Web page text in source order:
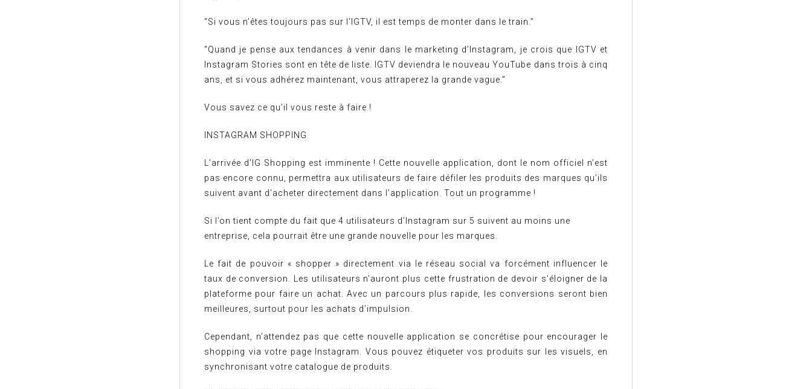
“Si vous n’êtes toujours pas sur l’IGTV, il est temps de monter dans le train.”
“Quand je pense aux tendances à venir dans le marketing d’Instagram, je crois que IGTV et
Instagram Stories sont en tête de liste. IGTV deviendra le nouveau YouTube dans trois à cinq
ans, et si vous adhérez maintenant, vous attraperez la grande vague.”
Vous savez ce qu’il vous reste à faire !
INSTAGRAM SHOPPING
L’arrivée d’IG Shopping est imminente ! Cette nouvelle application, dont le nom officiel n’est
pas encore connu, permettra aux utilisateurs de faire défiler les produits des marques qu’ils
suivent avant d’acheter directement dans l’application. Tout un programme !
Si l’on tient compte du fait que 4 utilisateurs d’Instagram sur 5 suivent au moins une
entreprise, cela pourrait être une grande nouvelle pour les marques.
Le fait de pouvoir « shopper » directement via le réseau social va forcément influencer le
taux de conversion. Les utilisateurs n’auront plus cette frustration de devoir s’éloigner de la
plateforme pour faire un achat. Avec un parcours plus rapide, les conversions seront bien
meilleures, surtout pour les achats d’impulsion.
Cependant, n’attendez pas que cette nouvelle application se concrétise pour encourager le
shopping via votre page Instagram. Vous pouvez étiqueter vos produits sur les visuels, en
synchronisant votre catalogue de produits.